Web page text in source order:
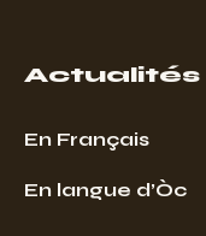
Actualités
En Français
En langue d’Òc